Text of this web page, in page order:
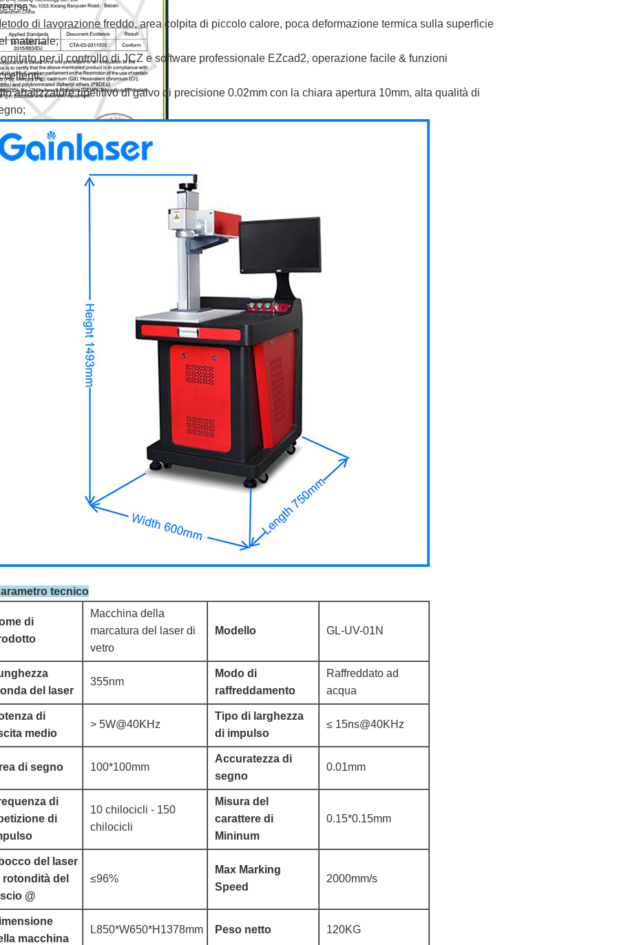
di lavorazione freddo, area colpita di piccolo calore, poca deformazione termica sulla superficie
materiale;
per il controllo di JCZ e software professionale EZcad2, operazione facile & funzioni
analizzatore ripetitivo di galvo di precisione 0.02mm con la chiara apertura 10mm, alta qualità di
tecnico
di
Macchina della
marcatura del laser di
vetro
Modello GL-UV-01N
del laser
355nm
Modo di
raffreddamento
Raffreddato ad
acqua
di
medio
> 5W@40KHz
Tipo di larghezza
di impulso
≤ 15ns@40KHz
di segno 100*100mm
Accuratezza di
segno
0.01mm
di
di
10 chilocicli - 150
chilocicli
Misura del
carattere di
Mininum
0.15*0.15mm
del laser
rotondità del
@
≤96%
Max Marking
Speed
2000mm/s
macchina
L850*W650*H1378mm Peso netto 120KG